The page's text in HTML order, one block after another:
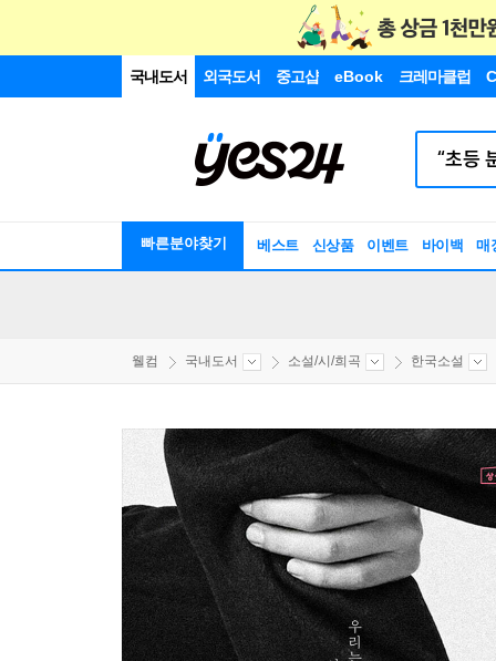
국내도서 외국도서 중고샵 eBook 크레마클럽
빠른분야찾기 베스트 신상품 이벤트 바이백 매
웰컴 국내도서 소설/시/희곡 한국소설